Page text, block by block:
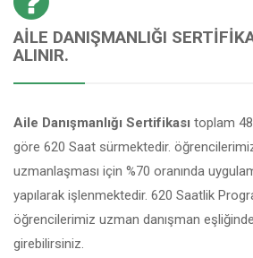
AILE DANIŞMANLIĞI
ALINIR.
Aile Danışmanlığı Sertifikası toplam
göre 620 Saat sürmektedir.
uzmanlaşması için %70 oranında
yapılarak işlenmektedir. 620 Saatlik
öğrencilerimiz uzman danışman
girebilirsiniz.